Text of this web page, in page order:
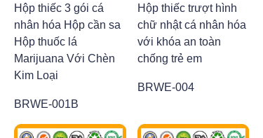
Hộp thiếc 3 gói cá
nhân hóa Hộp cần sa
Hộp thuốc lá
Marijuana Với Chèn
Kim Loại
BRWE-001B
Hộp thiếc trượt hình
chữ nhật cá nhân hóa
với khóa an toàn
chống trẻ em
BRWE-004